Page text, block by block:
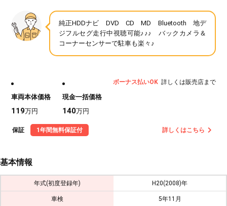
純正HDDナビ DVD CD MD Bluetooth 地デ
ジフルセグ走行中視聴可能♪♪♪ バックカメラ＆
コーナーセンサーで駐車も楽々♪
車両本体価格
119万円
現金一括価格
140万円
ボーナス払いOK 詳しくは販売店まで
保証 1年間無料保証付 詳しくはこちら
基本情報
年式(初度登録年) H20(2008)年
車検 5年11月